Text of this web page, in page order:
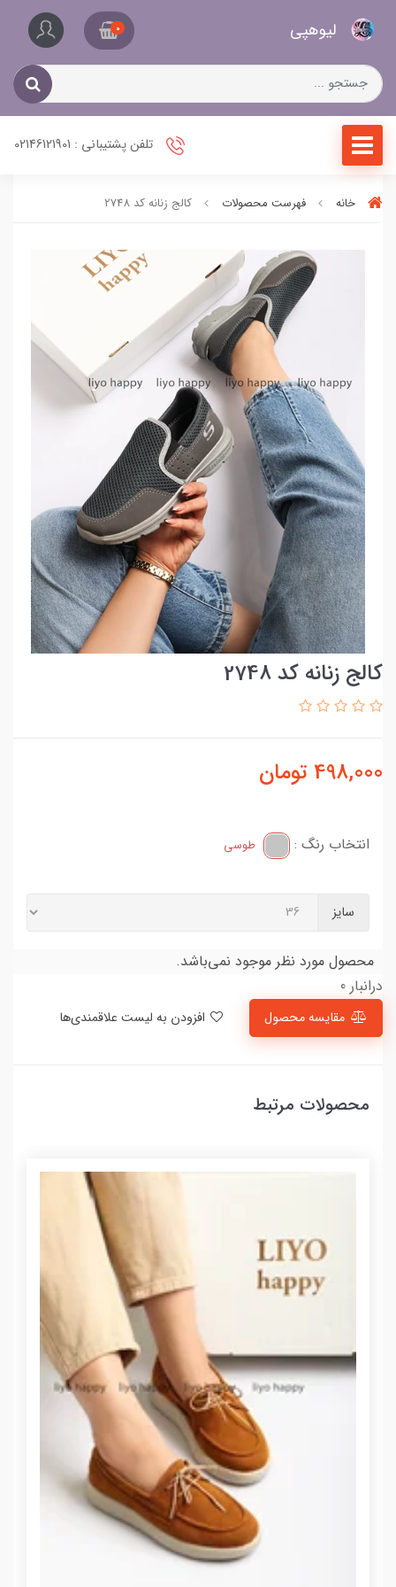
لیو‌هپی 0
تلفن پشتیبانی : 02146121901
خانه فهرست محصولات کالج زنانه کد 2748
کالج زنانه کد 2748
498,000 تومان
انتخاب رنگ : طوسی
سایز
محصول مورد نظر موجود نمی‌باشد.
درانبار 0
مقایسه محصول
محصولات مرتبط